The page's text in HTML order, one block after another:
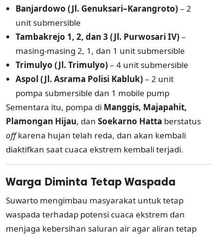
Banjardowo (Jl. Genuksari–Karangroto) – 2
unit submersible
Tambakrejo 1, 2, dan 3 (Jl. Purwosari IV) –
masing-masing 2, 1, dan 1 unit submersible
Trimulyo (Jl. Trimulyo) – 4 unit submersible
Aspol (Jl. Asrama Polisi Kabluk) – 2 unit
pompa submersible dan 1 mobile pump
Sementara itu, pompa di Manggis, Majapahit,
Plamongan Hijau, dan Soekarno Hatta berstatus
offkarena hujan telah reda, dan akan kembali
diaktifkan saat cuaca ekstrem kembali terjadi.
Warga Diminta Tetap Waspada
Suwarto mengimbau masyarakat untuk tetap
waspada terhadap potensi cuaca ekstrem dan
menjaga kebersihan saluran air agar aliran tetap